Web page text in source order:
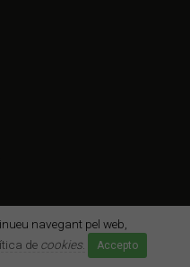
navegant pel web,
de cookies. Accepto